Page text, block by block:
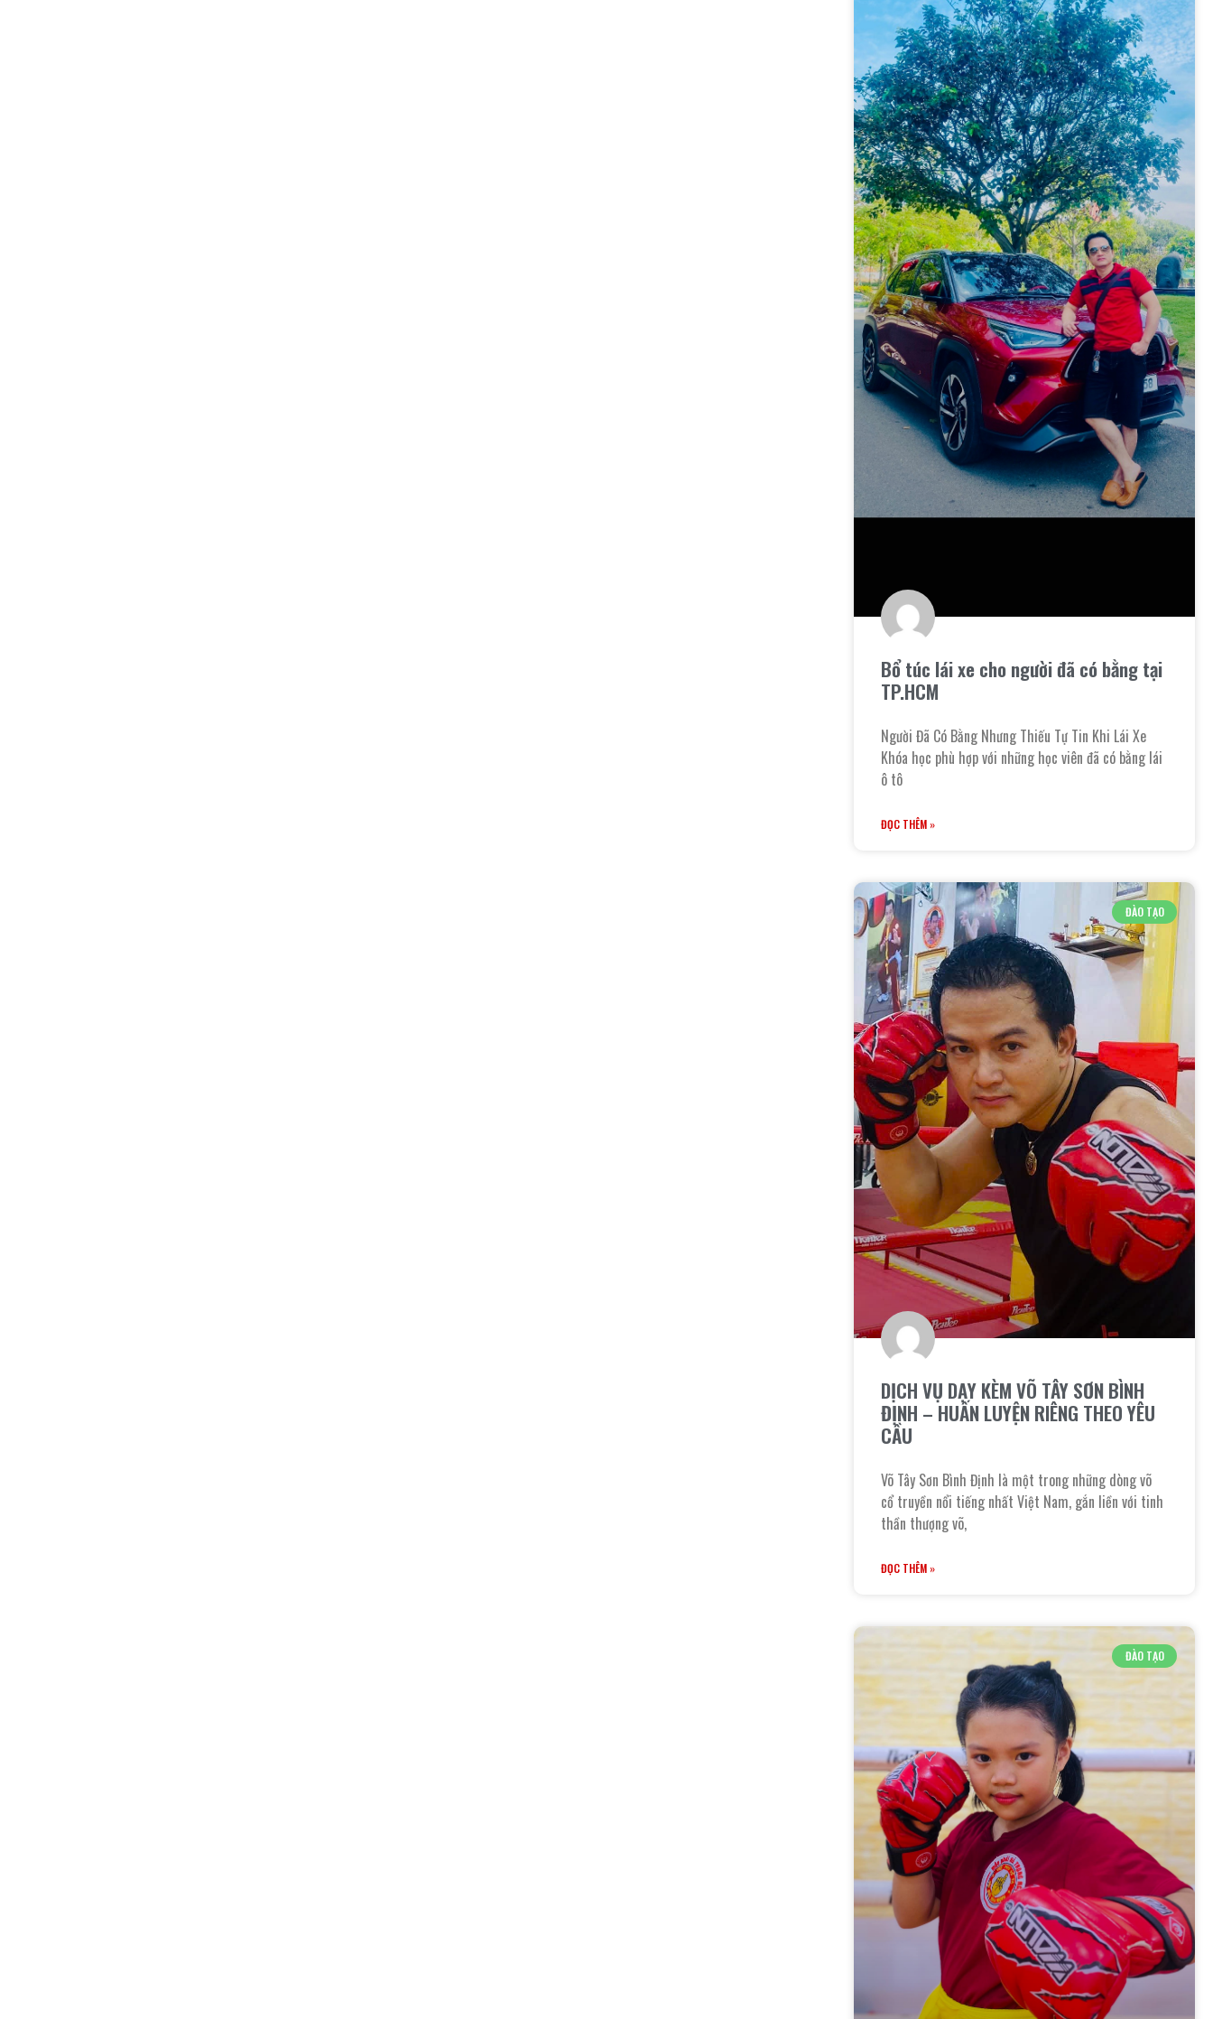
Bổ túc lái xe cho người đã có bằng tại
TP.HCM
Người Đã Có Bằng Nhưng Thiếu Tự Tin Khi Lái Xe
Khóa học phù hợp với những học viên đã có bằng lái
ô tô
ĐỌC THÊM »
ĐÀO TẠO
DỊCH VỤ DẠY KÈM VÕ TÂY SƠN BÌNH
ĐỊNH – HUẤN LUYỆN RIÊNG THEO YÊU
CẦU
Võ Tây Sơn Bình Định là một trong những dòng võ
cổ truyền nổi tiếng nhất Việt Nam, gắn liền với tinh
thần thượng võ,
ĐỌC THÊM »
ĐÀO TẠO